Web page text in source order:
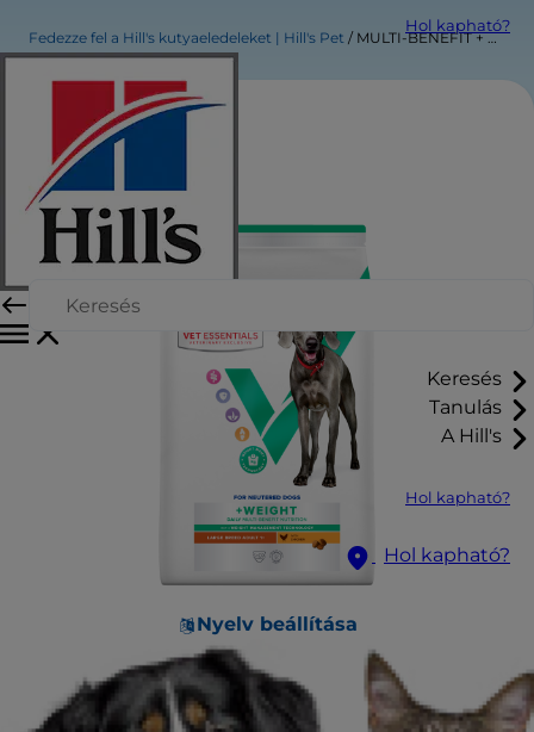
Hol kapható?
Keresés
Tanulás
A Hill's
Hol kapható?
Hol kapható?
Nyelv beállítása
Fedezze fel a Hill's kutyaeledeleket | Hill's Pet MULTI-BENEFIT + WEIGHT száraz kutyaeledel 1 évnél idősebb felnőtt nagytestű kutyáknak